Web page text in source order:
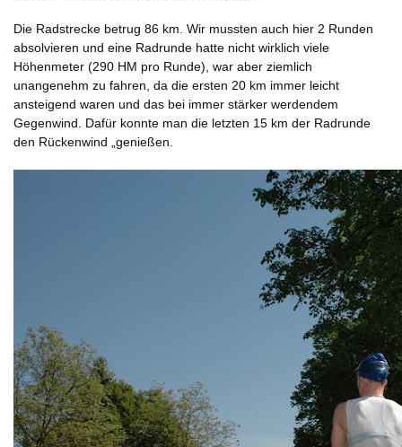
Die Radstrecke betrug 86 km. Wir mussten auch hier 2 Runden
absolvieren und eine Radrunde hatte nicht wirklich viele
Höhenmeter (290 HM pro Runde), war aber ziemlich
unangenehm zu fahren, da die ersten 20 km immer leicht
ansteigend waren und das bei immer stärker werdendem
Gegenwind. Dafür konnte man die letzten 15 km der Radrunde
den Rückenwind „genießen.